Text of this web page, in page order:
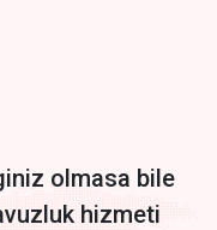
no credit card
olmasa bile
hizmeti